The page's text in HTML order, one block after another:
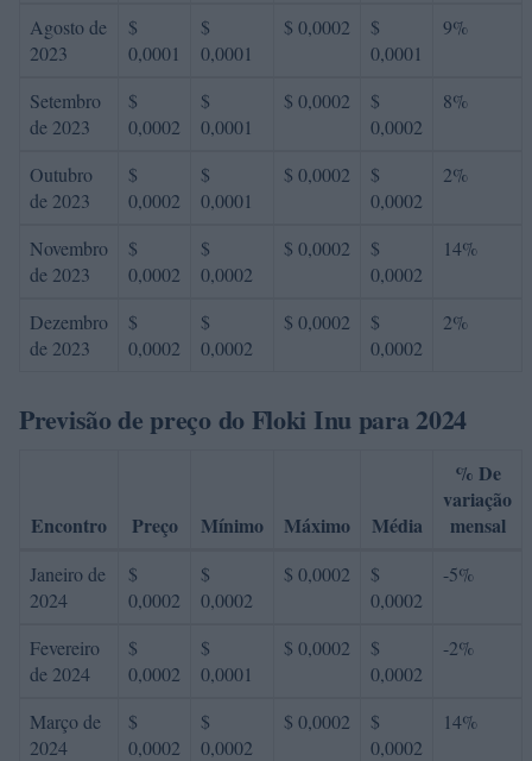
Agosto de
2023
$
0,0001
$
0,0001
$ 0,0002
$
0,0001
9%
Setembro
de 2023
$
0,0002
$
0,0001
$ 0,0002
$
0,0002
8%
Outubro
de 2023
$
0,0002
$
0,0001
$ 0,0002
$
0,0002
2%
Novembro
de 2023
$
0,0002
$
0,0002
$ 0,0002
$
0,0002
14%
Dezembro
de 2023
$
0,0002
$
0,0002
$ 0,0002
$
0,0002
2%
Previsão de preço do Floki Inu para 2024
Encontro Preço Mínimo Máximo Média
% De
variação
mensal
Janeiro de
2024
$
0,0002
$
0,0002
$ 0,0002
$
0,0002
-5%
Fevereiro
de 2024
$
0,0002
$
0,0001
$ 0,0002
$
0,0002
-2%
Março de
2024
$
0,0002
$
0,0002
$ 0,0002
$
0,0002
14%